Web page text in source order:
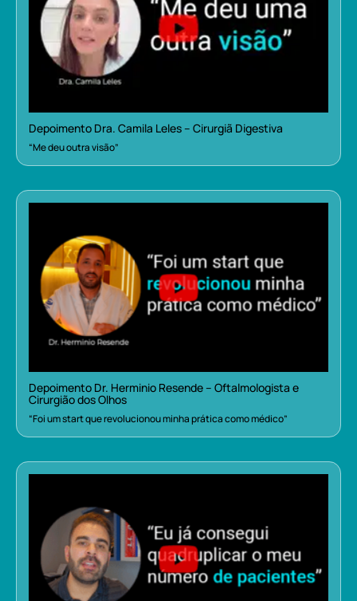
Depoimento Dra. Camila Leles – Cirurgiã Digestiva
“Me deu outra visão”
Depoimento Dr. Herminio Resende – Oftalmologista e
Cirurgião dos Olhos
“Foi um start que revolucionou minha prática como médico”